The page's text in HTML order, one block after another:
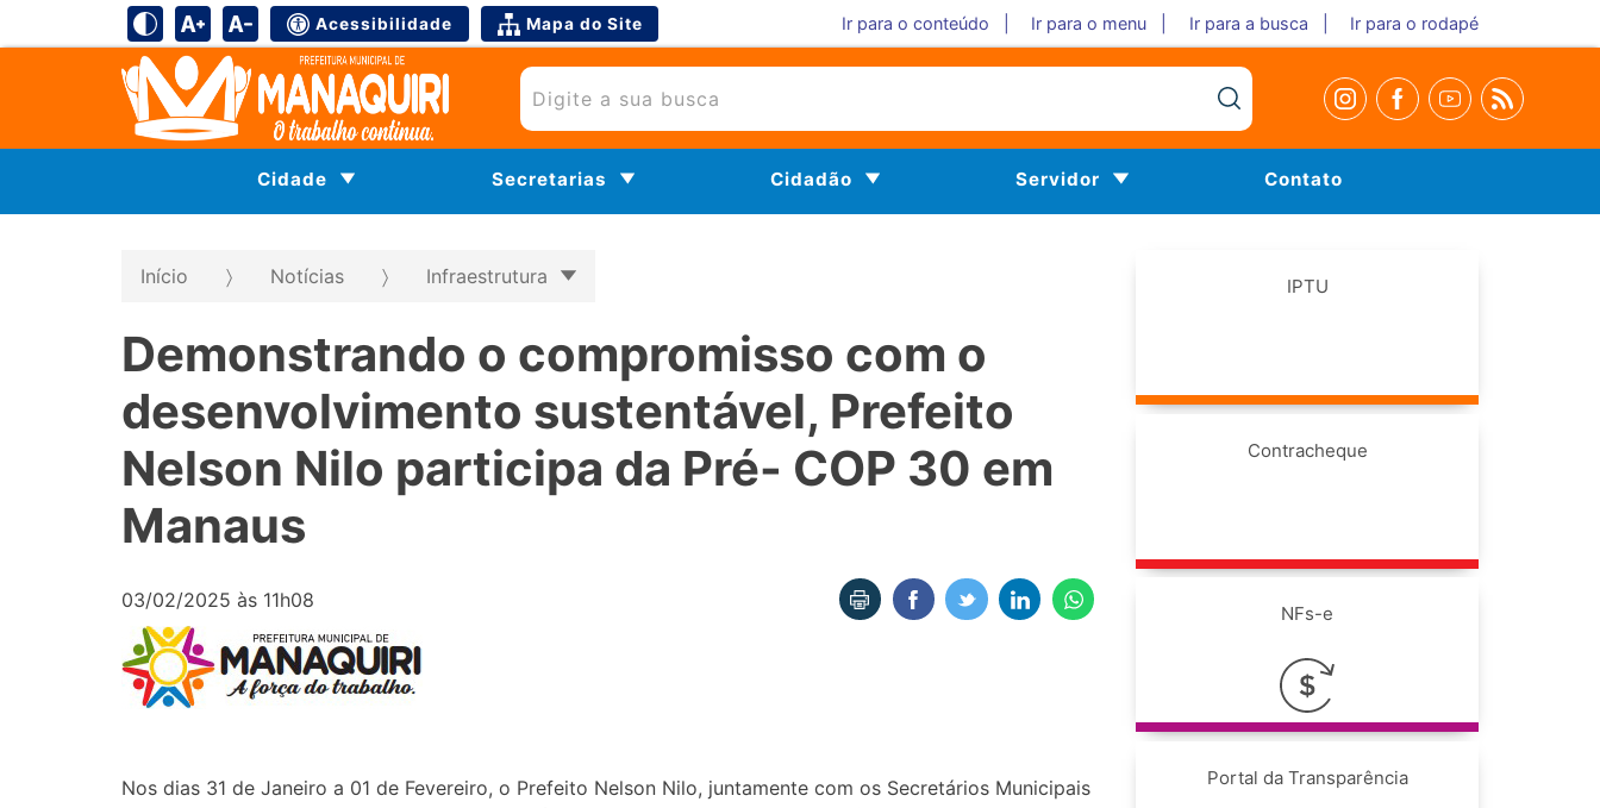
Acessibilidade Mapa do Site Ir para o conteúdo | Ir para o menu | Ir para a busca | Ir para o rodapé
Cidade Secretarias Cidadão Servidor Contato
Início Notícias Infraestrutura
Demonstrando o compromisso com o
desenvolvimento sustentável, Prefeito
Nelson Nilo participa da Pré- COP 30 em
Manaus
03/02/2025 às 11h08
Nos dias 31 de Janeiro a 01 de Fevereiro, o Prefeito Nelson Nilo, juntamente com os Secretários Municipais
IPTU
Contracheque
NFs-e
Portal da Transparência